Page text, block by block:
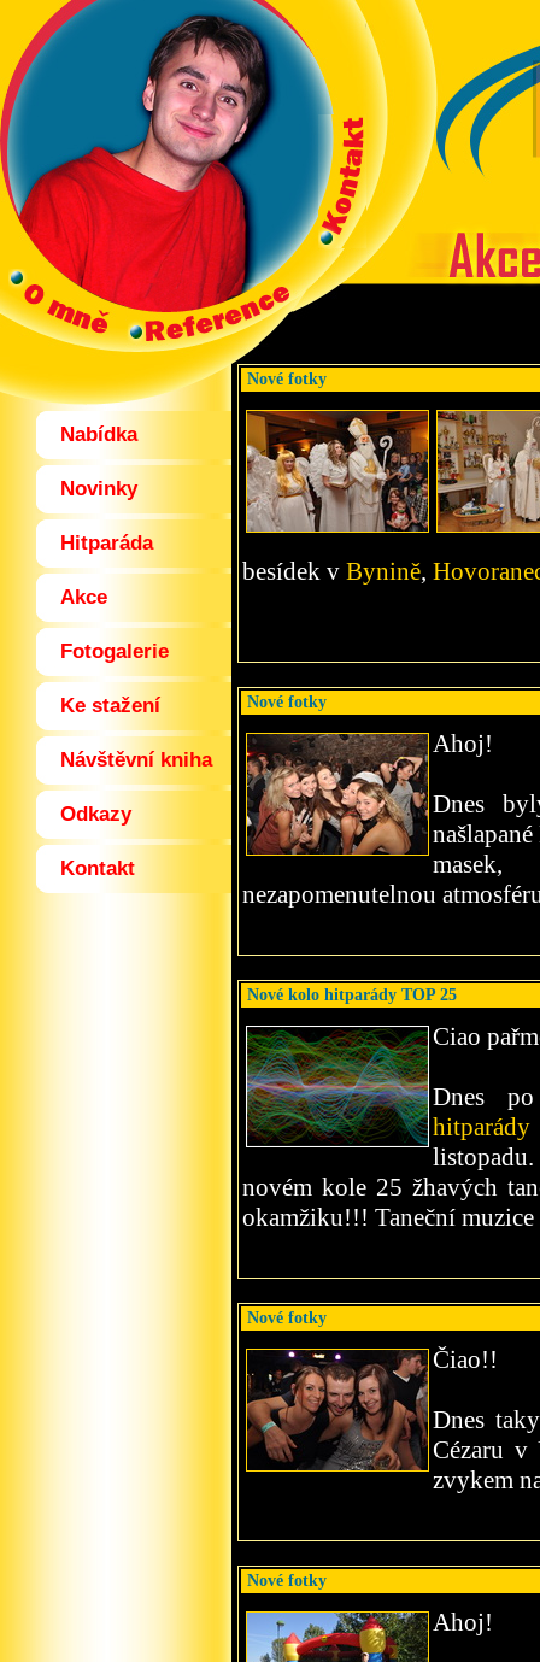
Nabídka
Novinky
Hitparáda
Akce
Fotogalerie
Ke stažení
Návštěvní kniha
Odkazy
Kontakt
Nové fotky
besídek v Bynině,
Nové fotky
Ahoj!
Dnes
nezapomenutelnou
Nové kolo hitparády TOP 25
Ciao
Dnes
hitparády
novém kole 25 žhavých
okamžiku!!! Taneční muzice
Nové fotky
Čiao!!
Dnes
Cézaru v
zvykem
Nové fotky
Ahoj!